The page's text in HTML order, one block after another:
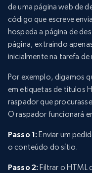
de uma página web de
código que escreve
hospeda a página de
página, extraindo
inicialmente na tarefa
Por exemplo, digamos
em etiquetas de títulos
raspador que
O raspador funcionará
Passo 1: Enviar um
o conteúdo do sítio.
Passo 2: Filtrar o HTML